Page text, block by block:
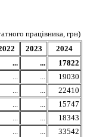
працівника, грн)
2023
2024
... ...
17822
... ...
19030
... ...
22410
... ...
15747
... ...
18343
... ...
33542